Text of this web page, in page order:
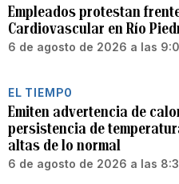
Empleados protestan
Cardiovascular en Río
6 de agosto de 2026 a las
EL TIEMPO
Emiten advertencia de
persistencia de
altas de lo normal
6 de agosto de 2026 a las